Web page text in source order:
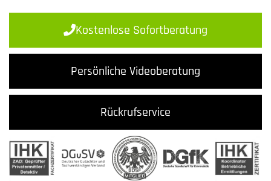
Kostenlose Sofortberatung
Persönliche Videoberatung
Rückrufservice